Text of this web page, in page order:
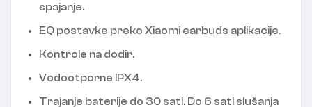
spajanje.
EQ postavke preko Xiaomi earbuds aplikacije.
Kontrole na dodir.
Vodootporne IPX4.
Trajanje baterije do 30 sati. Do 6 sati slušanja